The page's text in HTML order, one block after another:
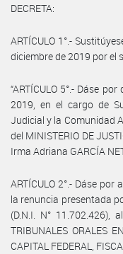
DECRETA:
ARTÍCULO 1°.-
diciembre de 2019 por el
“ARTÍCULO 5°.- Dáse
2019, en el cargo de
Judicial y la Comunidad
del MINISTERIO DE
Irma Adriana GARCÍA
ARTÍCULO 2°.- Dáse
la renuncia presentada
(D.N.I. N° 11.702.426),
TRIBUNALES ORALES
CAPITAL FEDERAL,